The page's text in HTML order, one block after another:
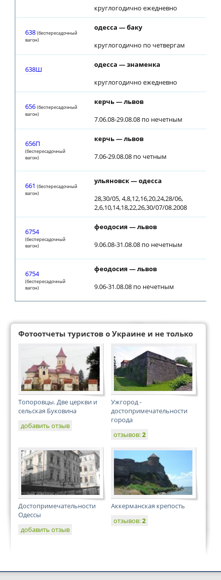
круглогодично ежедневно
638 (беспересадочный
вагон)
одесса — баку
круглогодично по четвергам
638Ш
одесса — знаменка
круглогодично ежедневно
656 (беспересадочный
вагон)
керчь — львов
7.06.08-29.08.08 по нечетным
656П
(беспересадочный
вагон)
керчь — львов
7.06-29.08.08 по четным
661 (беспересадочный
вагон)
ульяновск — одесса
28,30/05, 4,8,12,16,20,24,28/06,
2,6,10,14,18,22,26,30/07/08.2008
6754
(беспересадочный
вагон)
феодосия — львов
9.06.08-31.08.08 по нечетным
6754
(беспересадочный
вагон)
феодосия — львов
9.06-31.08.08 по нечетным
Фотоотчеты туристов о Украине и не только
Топоровцы. Две церкви и
сельская Буковина
добавить отзыв
Ужгород -
достопримечательности
города
отзывов:2
Достопримечательности
Одессы
добавить отзыв
Аккерманская крепость
отзывов:2